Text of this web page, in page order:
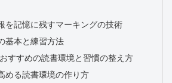
を記憶に残すマーキングの技術
基本と練習方法
すすめの読書環境と習慣の整え方
める読書環境の作り方